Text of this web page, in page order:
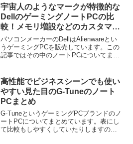
って後悔はしていません。私が使ってい
るゲーミングノートP...
宇宙人のようなマークが特徴的な
DellのゲーミングノートPCの比
較！メモリ増設などのカスタマイ
ズも選べる！
パソコンメーカーのDellはAlienwareとい
うゲーミングPCを販売しています。この
記事ではその中のノートPCについてまと
い。AlienwareのノートPC一覧この記...
高性能でビジネスシーンでも使い
やすい見た目のG-Tuneのノート
PCまとめ
G-TuneというゲーミングPCブランドのノ
ートPCについてまとめています。表にし
て比較もしやすくしていたりしますの